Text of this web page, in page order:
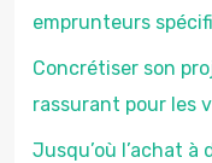
emprunteurs
Concrétiser son
rassurant pour les
Jusqu’où l’achat